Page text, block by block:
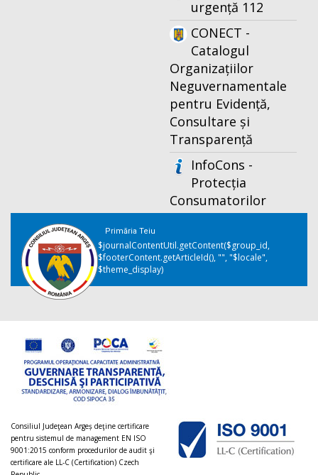
urgență 112
CONECT -
Catalogul
Organizațiilor
Neguvernamentale
pentru Evidență,
Consultare și
Transparență
InfoCons -
Protecția
Consumatorilor
Primăria Teiu
$journalContentUtil.getContent($group_id,
$footerContent.getArticleId(), "", "$locale",
$theme_display)
Consiliul Judeţean Argeș deţine certificare
pentru sistemul de management EN ISO
9001:2015 conform procedurilor de audit şi
certificare ale LL-C (Certification) Czech